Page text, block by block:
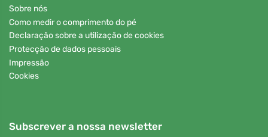
Sobre nós
Como medir o comprimento do pé
Declaração sobre a utilização de cookies
Protecção de dados pessoais
Impressão
Cookies
Subscrever a nossa newsletter